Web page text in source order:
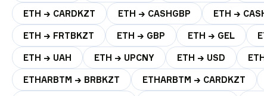
ETH → CARDKZT ETH → CASHGBP ETH →
ETH → FRTBKZT ETH → GBP ETH → GEL
ETH → UAH ETH → UPCNY ETH → USD
ETHARBTM → BRBKZT ETHARBTM → CARDKZT